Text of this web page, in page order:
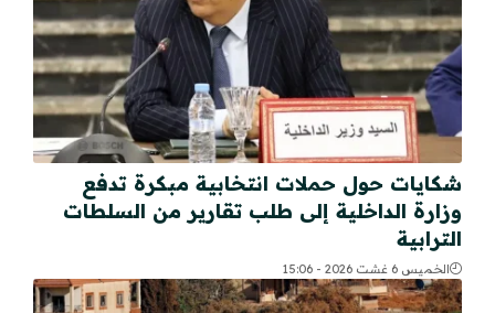
شكايات حول حملات انتخابية مبكرة تدفع
وزارة الداخلية إلى طلب تقارير من السلطات
الترابية
الخميس 6 غشت 2026 - 15:06